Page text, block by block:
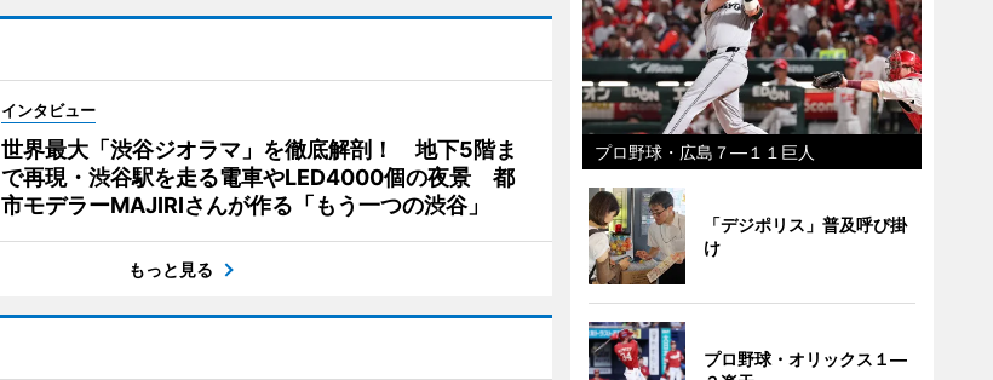
インタビュー
世界最大「渋谷ジオラマ」を徹底解剖！ 地下5階ま
で再現・渋谷駅を走る電車やLED4000個の夜景 都
市モデラーMAJIRIさんが作る「もう一つの渋谷」
もっと見る
プロ野球・広島７―１１巨人
「デジポリス」普及呼び掛
け
プロ野球・オリックス１―